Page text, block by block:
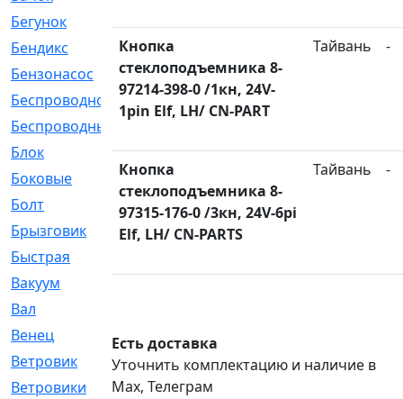
Бегунок
[21]
Бендикс
[26]
Бензонасос
[17]
Беспроводное
[2]
Беспроводные
Блок
[81]
Боковые
[4]
Болт
[247]
Брызговик
[77]
Быстрая
Вакуум
Вал
Венец
[16]
Ветровик
[132]
Ветровики
[2]
Кнопка
стеклоподъемника 8-
97214-398-0 /1кн, 24V-
1pin Elf, LH/ CN-PART
Тайвань -
Кнопка
стеклоподъемника 8-
97315-176-0 /3кн, 24V-6pi
Elf, LH/ CN-PARTS
Тайвань -
Есть доставка
Уточнить комплектацию и наличие в
Max, Телеграм